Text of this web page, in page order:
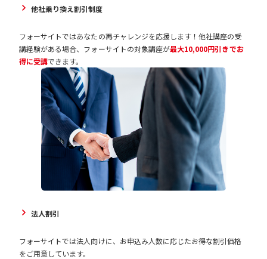
他社乗り換え割引制度
フォーサイトではあなたの再チャレンジを応援します！他社講座の受
講経験がある場合、フォーサイトの対象講座が最大10,000円引きでお
得に受講できます。
法人割引
フォーサイトでは法人向けに、お申込み人数に応じたお得な割引価格
をご用意しています。